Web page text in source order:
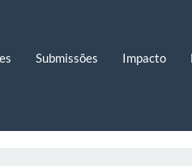
Submissões Impacto